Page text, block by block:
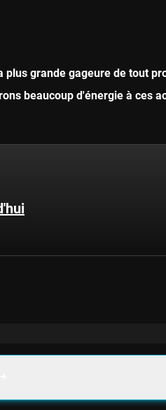
grande gageure de tout
beaucoup d'énergie à ces